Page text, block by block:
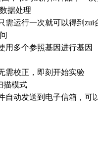
据处理
需运行一次就可以得到zui
用多个参照基因进行基因
需校正，即刻开始实验
描模式
自动发送到电子信箱，可以